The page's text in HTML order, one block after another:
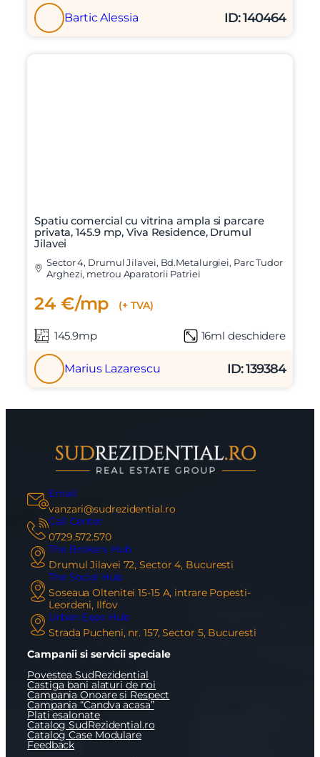
Bartic Alessia ID: 140464
Spatiu comercial cu vitrina ampla si parcare
privata, 145.9 mp, Viva Residence, Drumul
Jilavei
Sector 4, Drumul Jilavei, Bd.Metalurgiei, Parc Tudor
Arghezi, metrou Aparatorii Patriei
24 €/mp (+ TVA)
145.9mp 16ml deschidere
Marius Lazarescu ID: 139384
Email
vanzari@sudrezidential.ro
Call Center
0729.572.570
The Brokers Hub
Drumul Jilavei 72, Sector 4, Bucuresti
The Social Hub
Soseaua Oltenitei 15-15 A, intrare Popesti-
Leordeni, Ilfov
Urban Expo Hub
Strada Pucheni, nr. 157, Sector 5, Bucuresti
Campanii si servicii speciale
Povestea SudRezidential
Castiga bani alaturi de noi
Campania Onoare si Respect
Campania “Candva acasa”
Plati esalonate
Catalog SudRezidential.ro
Catalog Case Modulare
Feedback